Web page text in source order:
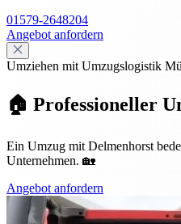
01579-2648204
Angebot anfordern
Umziehen mit Umzugslogistik
🏠 Professioneller
Ein Umzug mit Delmenhorst
Unternehmen. 🏡
Angebot anfordern